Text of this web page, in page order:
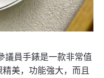
議員手錶是一款非常值
美，功能強大，而且